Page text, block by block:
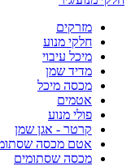
מזרקים
חלקי מנוע
מיכל עיבוי
מדיד שמן
מכסה מיכל
אטמים
פולי מנוע
קרטר - אגן שמן
אטם מכסה
מכסה שסתומים